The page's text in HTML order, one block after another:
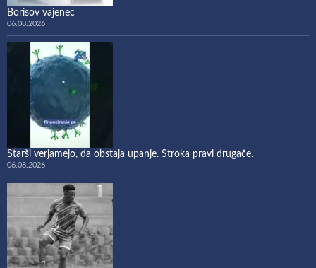
Borisov vajenec
06.08.2026
Starši verjamejo, da obstaja upanje. Stroka pravi drugače.
06.08.2026